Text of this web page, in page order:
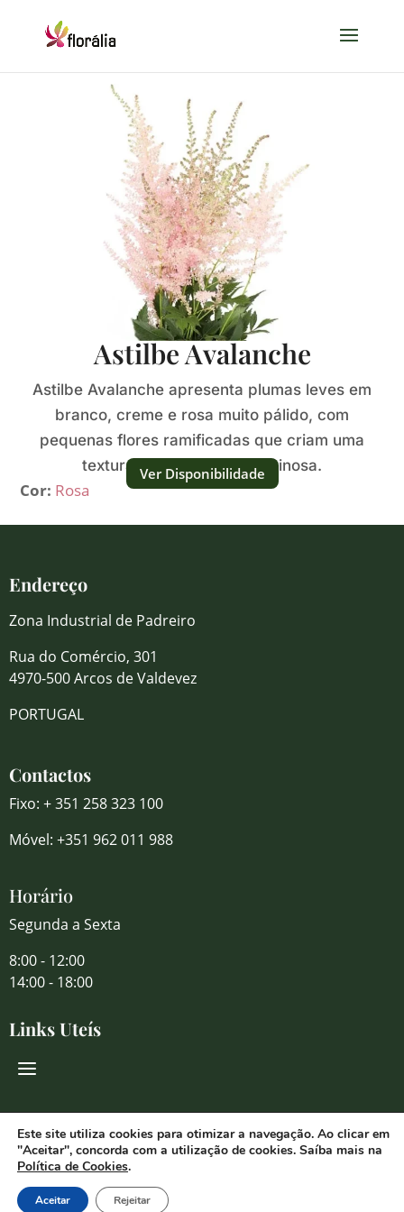
Astilbe Avalanche
Astilbe Avalanche apresenta plumas leves em
branco, creme e rosa muito pálido, com
pequenas flores ramificadas que criam uma
textura macia, aérea e luminosa.
Cor: Rosa
Ver Disponibilidade
Endereço
Zona Industrial de Padreiro
Rua do Comércio, 301
4970-500 Arcos de Valdevez
PORTUGAL
Contactos
Fixo: + 351 258 323 100
Móvel: +351 962 011 988
Horário
Segunda a Sexta
8:00 - 12:00
14:00 - 18:00
Links Uteís
Redes Sociais
© 2026 Florália Comércio de Flores
Este site utiliza cookies para otimizar a navegação. Ao clicar em
"Aceitar", concorda com a utilização de cookies. Saíba mais na
Política de Cookies.
Aceitar Rejeitar